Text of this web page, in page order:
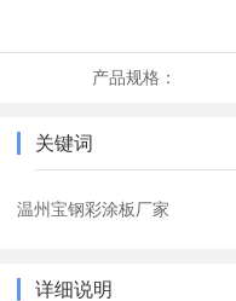
产品规格：
关键词
温州宝钢彩涂板厂家
详细说明